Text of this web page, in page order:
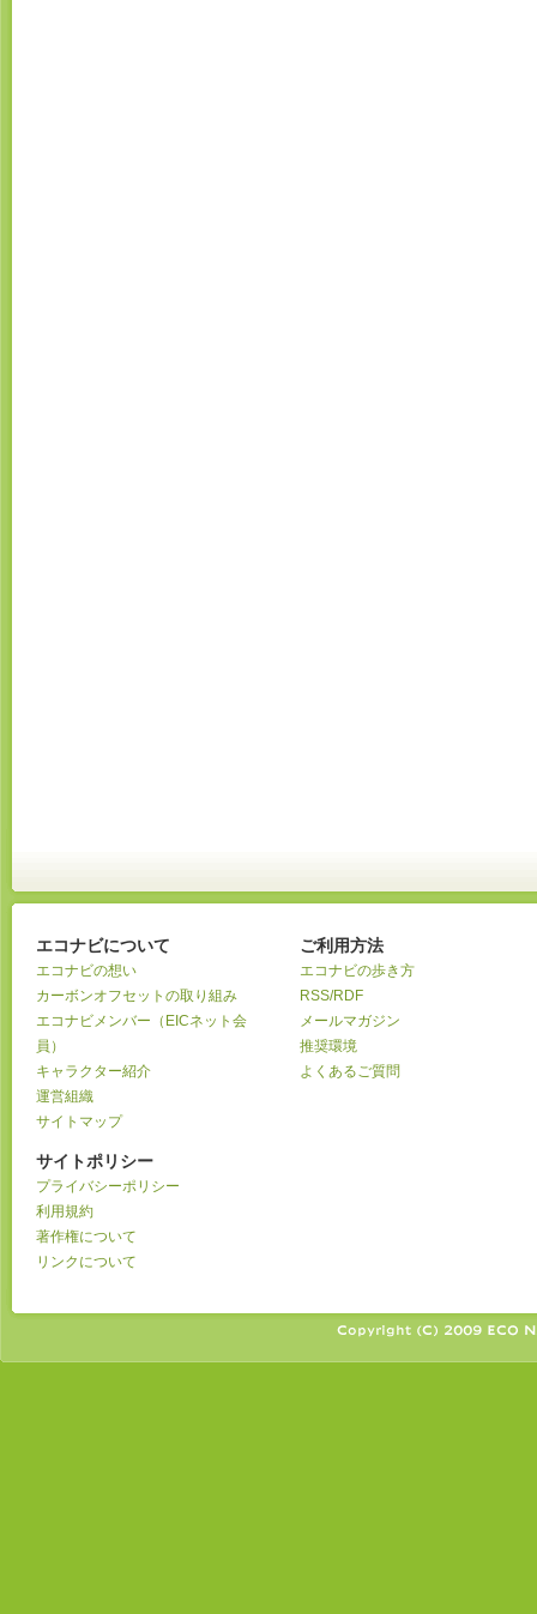
エコナビについて
エコナビの想い
カーボンオフセットの取り組み
エコナビメンバー（EICネット会
員）
キャラクター紹介
運営組織
サイトマップ
サイトポリシー
プライバシーポリシー
利用規約
著作権について
リンクについて
ご利用方法
エコナビの歩き方
RSS/RDF
メールマガジン
推奨環境
よくあるご質問